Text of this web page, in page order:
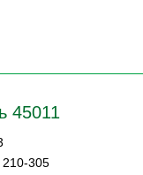
45011
305